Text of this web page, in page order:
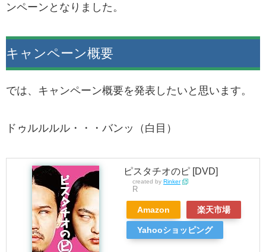
ンペーンとなりました。
キャンペーン概要
では、キャンペーン概要を発表したいと思います。
ドゥルルルル・・・バンッ（白目）
ピスタチオのピ [DVD]
created by Rinker
R
Amazon 楽天市場
Yahooショッピング